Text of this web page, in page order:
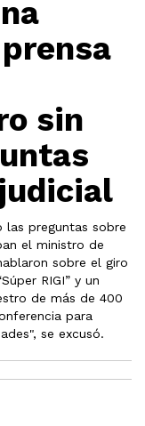
sin
las preguntas sobre
el ministro de
sobre el giro
RIGI” y un
de más de 400
para
se excusó.